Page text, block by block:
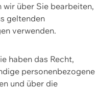
über Sie bearbeiten,
geltenden
verwenden.
haben das Recht,
personenbezogene
und über die